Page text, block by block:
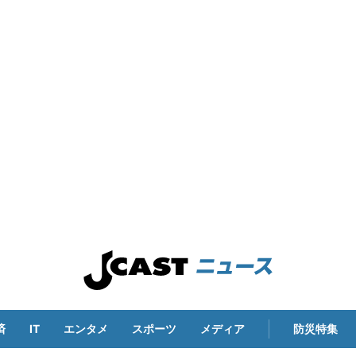
IT エンタメ スポーツ メディア 防災特集